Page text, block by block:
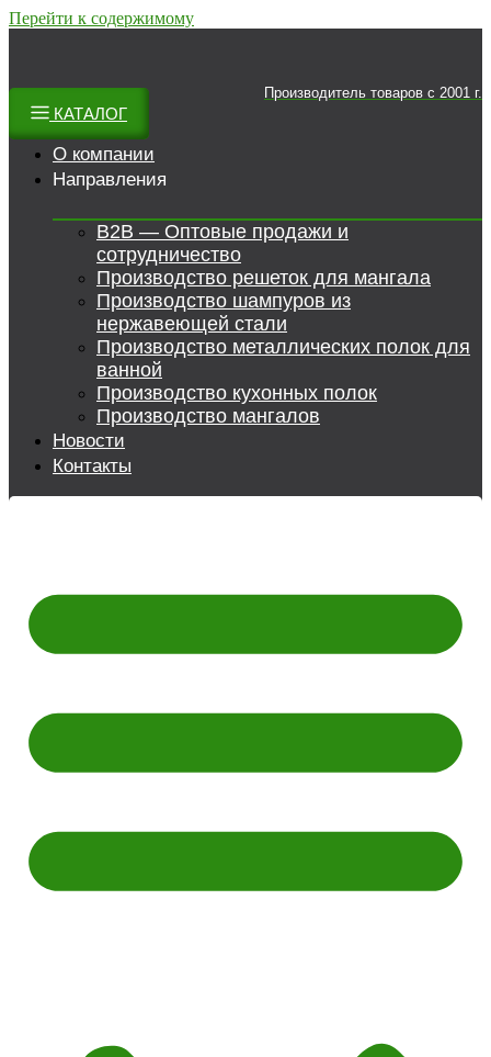
Перейти к содержимому
Производитель товаров c 2001 г.
КАТАЛОГ
О компании
Направления
B2B — Оптовые продажи и
сотрудничество
Производство решеток для мангала
Производство шампуров из
нержавеющей стали
Производство металлических полок для
ванной
Производство кухонных полок
Производство мангалов
Новости
Контакты